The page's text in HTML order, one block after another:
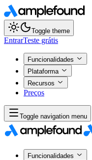
Toggle theme
EntrarTeste grátis
Funcionalidades
Plataforma
Recursos
Preços
Toggle navigation menu
Funcionalidades